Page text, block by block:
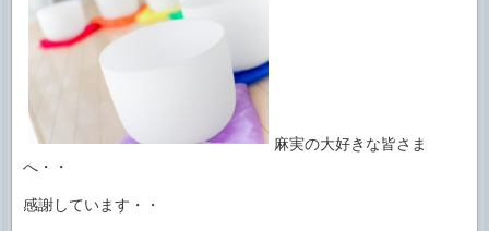
麻実の大好きな皆さま
へ・・
感謝しています・・